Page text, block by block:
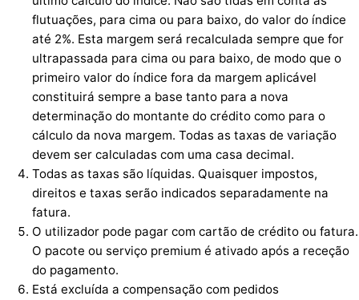
flutuações, para cima ou para baixo, do valor do índice
até 2%. Esta margem será recalculada sempre que for
ultrapassada para cima ou para baixo, de modo que o
primeiro valor do índice fora da margem aplicável
constituirá sempre a base tanto para a nova
determinação do montante do crédito como para o
cálculo da nova margem. Todas as taxas de variação
devem ser calculadas com uma casa decimal.
Todas as taxas são líquidas. Quaisquer impostos,
direitos e taxas serão indicados separadamente na
fatura.
O utilizador pode pagar com cartão de crédito ou fatura.
O pacote ou serviço premium é ativado após a receção
do pagamento.
Está excluída a compensação com pedidos